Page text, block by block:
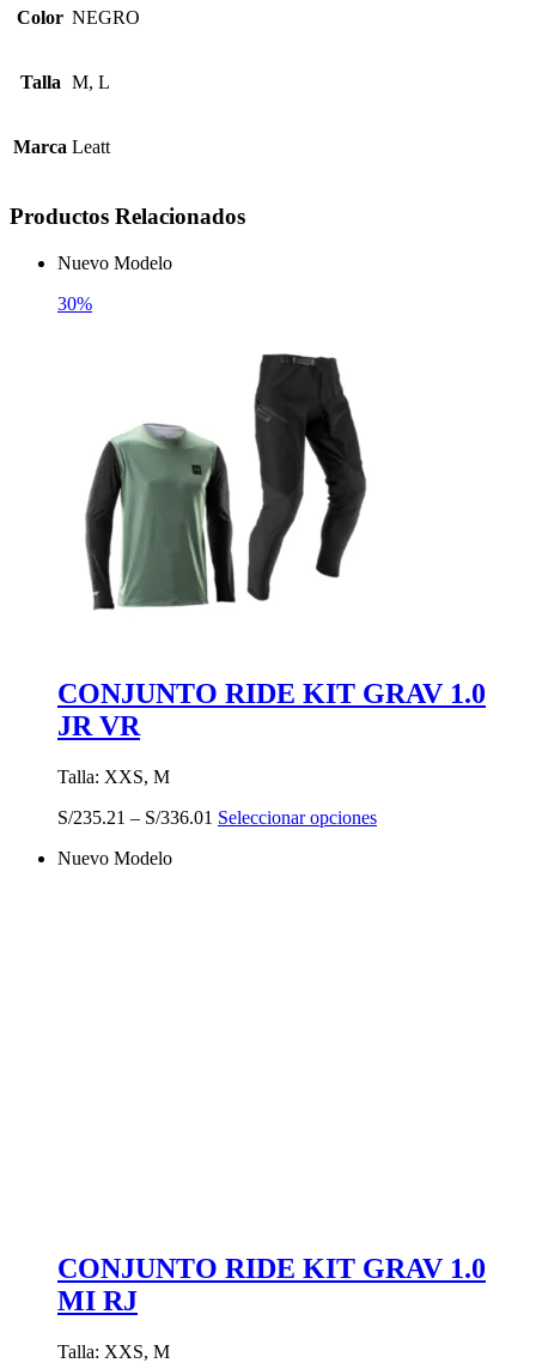
Color NEGRO
Talla M, L
Marca Leatt
Productos Relacionados
Nuevo Modelo
30%
CONJUNTO RIDE KIT GRAV 1.0
JR VR
Talla: XXS, M
S/235.21 – S/336.01 Seleccionar opcionesEste
Nuevo Modelo
CONJUNTO RIDE KIT GRAV 1.0
MI RJ
Talla: XXS, M